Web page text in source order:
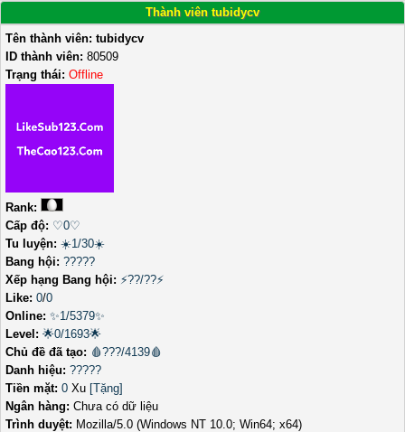
Thành viên tubidycv
Tên thành viên: tubidycv
ID thành viên: 80509
Trạng thái: Offline
Rank:
Cấp độ: ♡0♡
Tu luyện: ☀️1/30☀️
Bang hội: ?????
Xếp hạng Bang hội: ⚡??/??⚡
Like: 0/0
Online: ✨1/5379✨
Level: 🌟0/1693🌟
Chủ đề đã tạo: 🩸???/4139🩸
Danh hiệu: ?????
Tiền mặt: 0 Xu [Tặng]
Ngân hàng: Chưa có dữ liệu
Trình duyệt: Mozilla/5.0 (Windows NT 10.0; Win64; x64)